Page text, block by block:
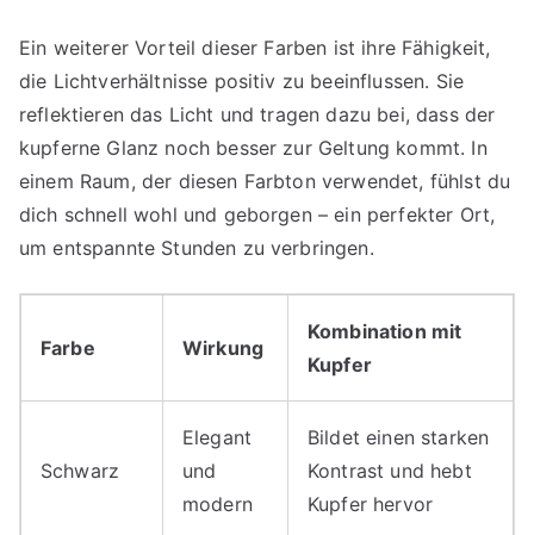
Ein weiterer Vorteil dieser Farben ist ihre Fähigkeit,
die Lichtverhältnisse positiv zu beeinflussen. Sie
reflektieren das Licht und tragen dazu bei, dass der
kupferne Glanz noch besser zur Geltung kommt. In
einem Raum, der diesen Farbton verwendet, fühlst du
dich schnell wohl und geborgen – ein perfekter Ort,
um entspannte Stunden zu verbringen.
Farbe Wirkung
Kombination mit
Kupfer
Schwarz
Elegant
und
modern
Bildet einen starken
Kontrast und hebt
Kupfer hervor